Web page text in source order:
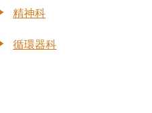
精神科
循環器科